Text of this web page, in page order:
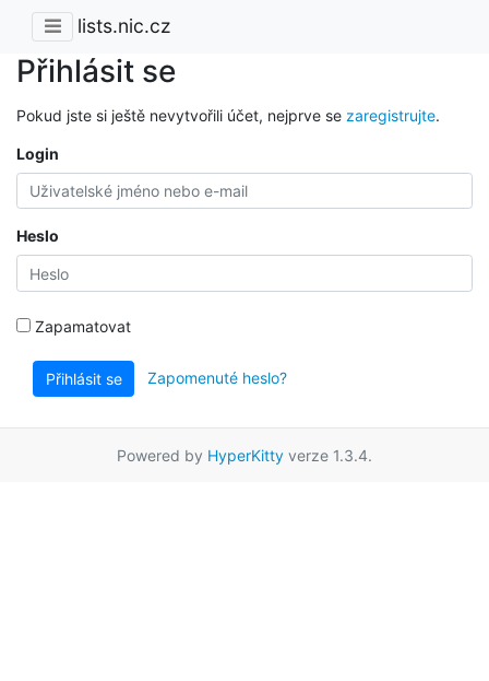
lists.nic.cz
Přihlásit se
Pokud jste si ještě nevytvořili účet, nejprve se zaregistrujte.
Login
Heslo
Zapamatovat
Přihlásit se Zapomenuté heslo?
Powered by HyperKitty verze 1.3.4.